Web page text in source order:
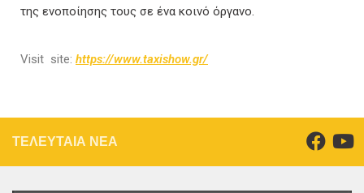
της ενοποίησης τους σε ένα κοινό όργανο.
Visit site: https://www.taxishow.gr/
ΤΕΛΕΥΤΑΙΑ ΝΕΑ